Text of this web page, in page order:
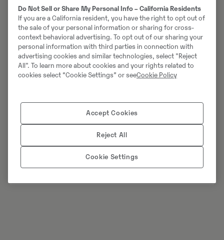
Do Not Sell or Share My Personal Info – California Residents
If you are a California resident, you have the right to opt out of
the sale of your personal information or sharing for cross-
context behavioral advertising. To opt out of our sharing your
personal information with third parties in connection with
advertising cookies and similar technologies, select "Reject
All". To learn more about cookies and your rights related to
cookies select “Cookie Settings” or seeCookie Policy
Accept Cookies
Reject All
Cookie Settings